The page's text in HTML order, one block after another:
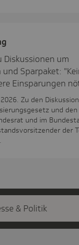
Diskussionen um
Sparpaket:
Einsparungen
Zu den
und
und im
der
& Politik